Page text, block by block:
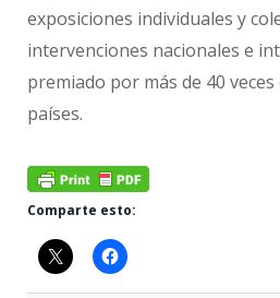
exposiciones individuales y
intervenciones nacionales e
premiado por más de 40
países.
Comparte esto: